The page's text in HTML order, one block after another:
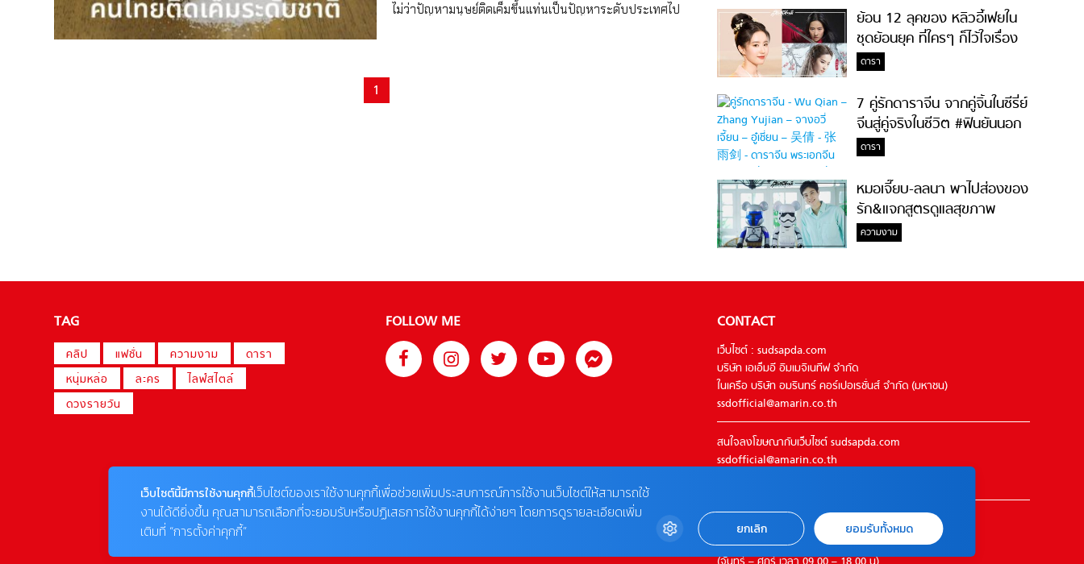
ไม่ว่าปัญหามนุษย์ติดเค็มขึ้นแท่นเป็นปัญหาระดับประเทศไป
กัน นอกจากนี้ผงชูรสไอเท็มคู่ครัวของหลายๆ บ้านก็มีโซเดียม
รวมทั้งขนมที่มีการเติมผงฟู หรือแม้แต่น้ำและเครื่องดื่มก็มี
โซเดียมอยู่เช่นกัน ยิ่งน้ำผลไม้บรรจุกล่องยิ่งมีโซเดียมสูง ยิ่ง
อาหารผ่านการปรุงแต่ง ผ่านการแปรรูปมาก ก็จะยิ่งมีโซเดียม
1
ย้อน 12 ลุคของ หลิวอี้เฟยใน
ชุดย้อนยุค ที่ใครๆ ก็ไว้ใจเรื่อง
ความสวย!
ดารา
7 คู่รักดาราจีน จากคู่จิ้นในซีรี่ย์
จีนสู่คู่จริงในชีวิต #ฟินยันนอก
จอ
ดารา
หมอเจี๊ยบ-ลลนา พาไปส่องของ
รัก&แจกสูตรดูแลสุขภาพ
#ล้างจมูกไม่ยากจะสอนให้
ความงาม
TAG
คลิป แฟชั่น ความงาม
ดารา
หนุ่มหล่อ
ละคร
ไลฟ์สไตล์
ดวงรายวัน
FOLLOW ME CONTACT
เว็บไซต์ : sudsapda.com
บริษัท เอเอ็มอี อิมเมจิเนทีฟ จำกัด
ในเครือ บริษัท อมรินทร์ คอร์เปอเรชั่นส์ จำกัด (มหาชน)
ssdofficial@amarin.co.th
สนใจลงโฆษณากับเว็บไซต์ sudsapda.com
ssdofficial@amarin.co.th
ติดต่อแจ้งปัญหาหรือร้องเรียน
02-422-9999 ต่อ 4180
เว็บไซต์นี้มีการใช้งานคุกกี้เว็บไซต์ของเราใช้งานคุกกี้เพื่อช่วยเพิ่มประสบการณ์การใช้งานเว็บไซต์ให้สามารถใช้
งานได้ดียิ่งขึ้น คุณสามารถเลือกที่จะยอมรับหรือปฏิเสธการใช้งานคุกกี้ได้ง่ายๆ โดยการดูรายละเอียดเพิ่ม
เติมที่ “การตั้งค่าคุกกี้”
ยกเลิก ยอมรับทั้งหมด